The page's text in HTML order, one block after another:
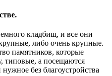
кладбищ, и все они
либо очень крупные.
памятников, которые
типовые, а посещаются
без благоустройства